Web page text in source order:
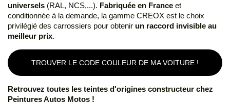
universels (RAL, NCS,...). Fabriquée en France et
conditionnée à la demande, la gamme CREOX est le choix
privilégié des carrossiers pour obtenir un raccord invisible au
meilleur prix.
TROUVER LE CODE COULEUR DE MA VOITURE !
Retrouvez toutes les teintes d'origines constructeur chez
Peintures Autos Motos !